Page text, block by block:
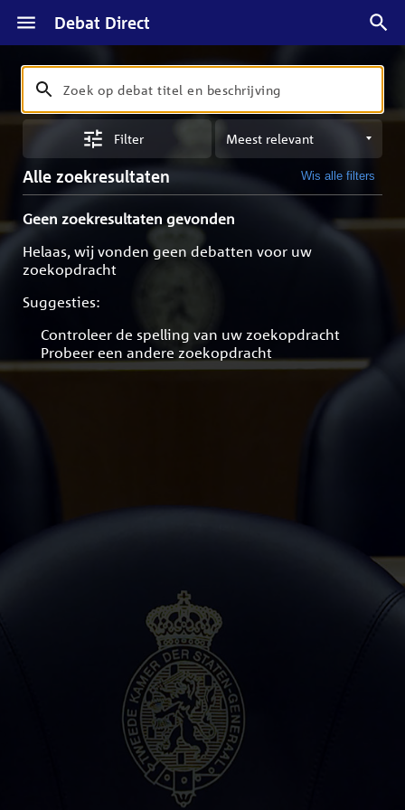
Debat Direct
Zoeken
Zoek
op
en
beschrijving
Filter
Sorteren
op
meest
Alle zoekresultaten Wis alle filters
Geen zoekresultaten gevonden
Helaas, wij vonden geen debatten voor uw
zoekopdracht
Suggesties:
Controleer de spelling van uw zoekopdracht
Probeer een andere zoekopdracht